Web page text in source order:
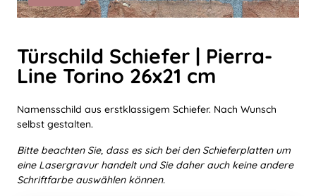
Türschild Schiefer | Pierra-
Line Torino 26x21 cm
Namensschild aus erstklassigem Schiefer. Nach Wunsch
selbst gestalten.
Bitte beachten Sie, dass es sich bei den Schieferplatten um
eine Lasergravur handelt und Sie daher auch keine andere
Schriftfarbe auswählen können.